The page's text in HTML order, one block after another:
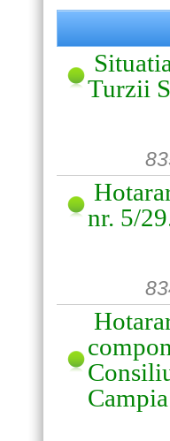
Turzii
nr. 5/